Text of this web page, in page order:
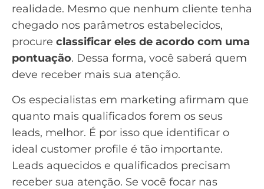
realidade. Mesmo que nenhum cliente tenha
chegado nos parâmetros estabelecidos,
procure classificar eles de acordo com uma
pontuação. Dessa forma, você saberá quem
deve receber mais sua atenção.
Os especialistas em marketing afirmam que
quanto mais qualificados forem os seus
leads, melhor. É por isso que identificar o
ideal customer profile é tão importante.
Leads aquecidos e qualificados precisam
receber sua atenção. Se você focar nas